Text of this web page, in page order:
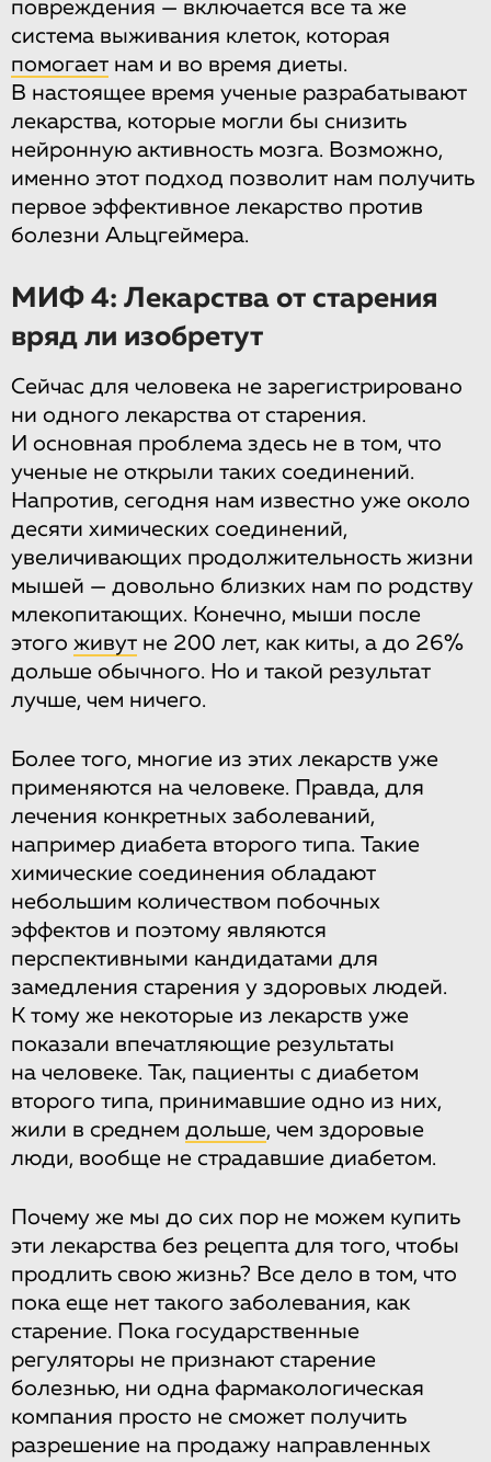
повреждения — включается все та же
система выживания клеток, которая
помогает нам и во время диеты.
В настоящее время ученые разрабатывают
лекарства, которые могли бы снизить
нейронную активность мозга. Возможно,
именно этот подход позволит нам получить
первое эффективное лекарство против
болезни Альцгеймера.
МИФ 4: Лекарства от старения
вряд ли изобретут
Сейчас для человека не зарегистрировано
ни одного лекарства от старения.
И основная проблема здесь не в том, что
ученые не открыли таких соединений.
Напротив, сегодня нам известно уже около
десяти химических соединений,
увеличивающих продолжительность жизни
мышей — довольно близких нам по родству
млекопитающих. Конечно, мыши после
этого живут не 200 лет, как киты, а до 26%
дольше обычного. Но и такой результат
лучше, чем ничего.
Более того, многие из этих лекарств уже
применяются на человеке. Правда, для
лечения конкретных заболеваний,
например диабета второго типа. Такие
химические соединения обладают
небольшим количеством побочных
эффектов и поэтому являются
перспективными кандидатами для
замедления старения у здоровых людей.
К тому же некоторые из лекарств уже
показали впечатляющие результаты
на человеке. Так, пациенты с диабетом
второго типа, принимавшие одно из них,
жили в среднем дольше, чем здоровые
люди, вообще не страдавшие диабетом.
Почему же мы до сих пор не можем купить
эти лекарства без рецепта для того, чтобы
продлить свою жизнь? Все дело в том, что
пока еще нет такого заболевания, как
старение. Пока государственные
регуляторы не признают старение
болезнью, ни одна фармакологическая
компания просто не сможет получить
разрешение на продажу направленных